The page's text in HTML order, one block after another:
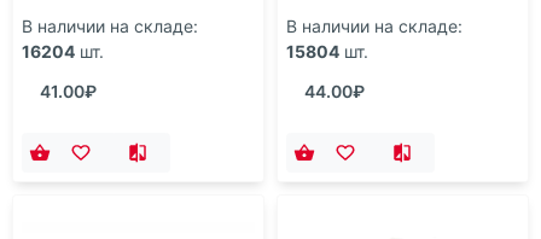
В наличии на складе:
16204 шт.
41.00₽
В наличии на складе:
15804 шт.
44.00₽